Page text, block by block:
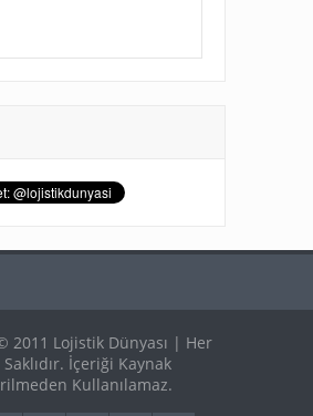
2011 Lojistik Dünyası | Her
Saklıdır. İçeriği Kaynak
Kullanılamaz.